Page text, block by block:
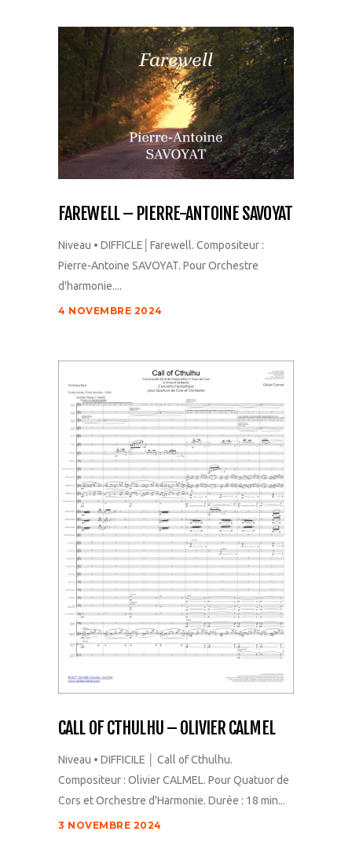
FAREWELL – PIERRE-ANTOINE SAVOYAT
Niveau • DIFFICLE│Farewell. Compositeur :
Pierre-Antoine SAVOYAT. Pour Orchestre
d'harmonie....
4 NOVEMBRE 2024
CALL OF CTHULHU – OLIVIER CALMEL
Niveau • DIFFICILE │ Call of Cthulhu.
Compositeur : Olivier CALMEL. Pour Quatuor de
Cors et Orchestre d'Harmonie. Durée : 18 min...
3 NOVEMBRE 2024